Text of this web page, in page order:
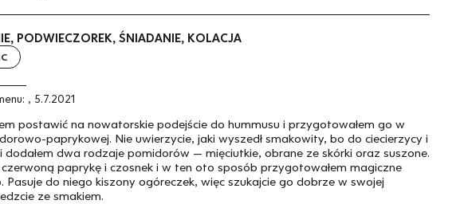
PODWIECZOREK, ŚNIADANIE, KOLACJA
, 5.7.2021
postawić na nowatorskie podejście do hummusu i przygotowałem go w
paprykowej. Nie uwierzycie, jaki wyszedł smakowity, bo do ciecierzycy i
dwa rodzaje pomidorów — mięciutkie, obrane ze skórki oraz suszone.
czerwoną paprykę i czosnek i w ten oto sposób przygotowałem magiczne
Pasuje do niego kiszony ogóreczek, więc szukajcie go dobrze w swojej
ze smakiem.